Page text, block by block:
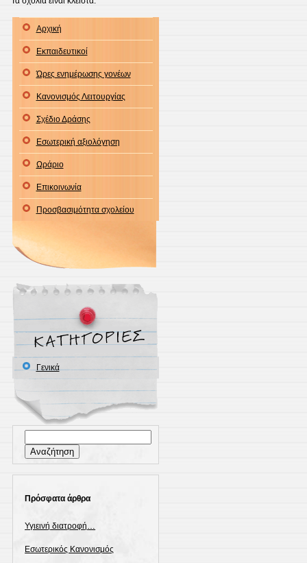
Αρχική
Εκπαιδευτικοί
Ώρες ενημέρωσης γονέων
Κανονισμός Λειτουργίας
Σχέδιο Δράσης
Εσωτερική αξιολόγηση
Ωράριο
Επικοινωνία
Προσβασιμότητα σχολείου
Γενικά
για:
Πρόσφατα άρθρα
Υγιεινή διατροφή…
Εσωτερικός Κανονισμός